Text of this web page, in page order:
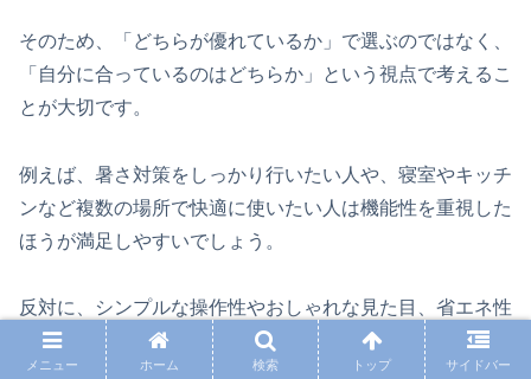
そのため、「どちらが優れているか」で選ぶのではなく、
「自分に合っているのはどちらか」という視点で考えるこ
とが大切です。
例えば、暑さ対策をしっかり行いたい人や、寝室やキッチ
ンなど複数の場所で快適に使いたい人は機能性を重視した
ほうが満足しやすいでしょう。
反対に、シンプルな操作性やおしゃれな見た目、省エネ性
能を求める人は、必要十分な機能を備えたモデルのほうが
使いやすく感じるかもしれません。
メニュー ホーム 検索 トップ サイドバー